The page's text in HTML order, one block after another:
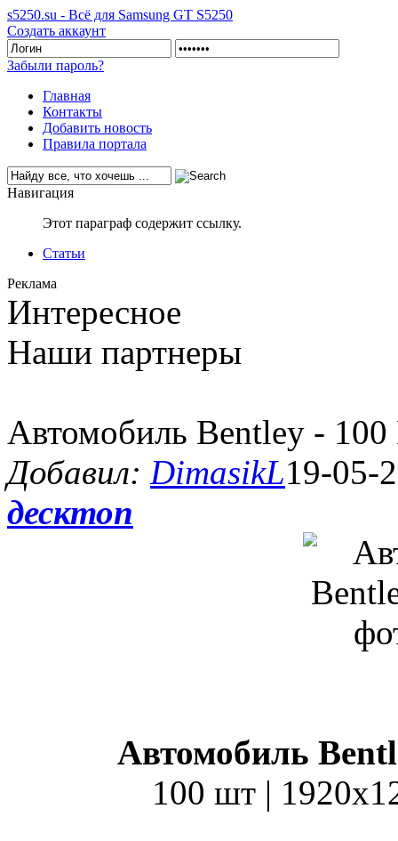
s5250.su - Всё для Samsung GT S5250
Создать аккаунт
Забыли пароль?
Главная
Контакты
Добавить новость
Правила портала
Навигация
Этот параграф содержит ссылку.
Статьи
Реклама
Интересное
Наши партнеры
Автомобиль Bentley - 100
Добавил: DimasikL19-05-
десктоп
Автомобиль
100 шт |